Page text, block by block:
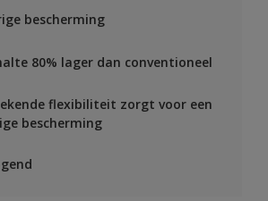
bescherming
80% lager dan conventioneel
flexibiliteit zorgt voor een
bescherming